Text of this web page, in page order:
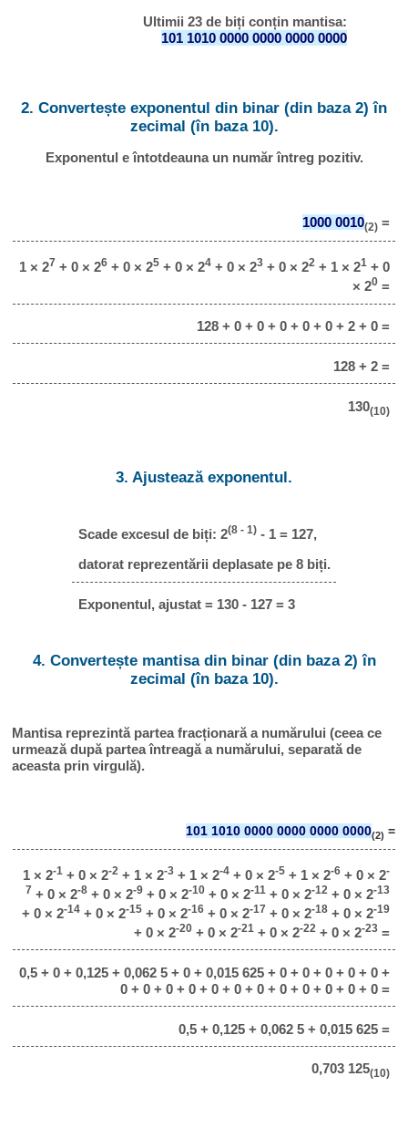
Ultimii 23 de biți conțin mantisa:
101 1010 0000 0000 0000 0000
2. Convertește exponentul din binar (din baza 2) în
zecimal (în baza 10).
Exponentul e întotdeauna un număr întreg pozitiv.
1000 0010(2)=
1 × 27 + 0 × 26+ 0 × 25+ 0 × 24+ 0 × 23+ 0 × 22+ 1 × 21+ 0
× 20=
128 + 0 + 0 + 0 + 0 + 0 + 2 + 0 =
128 + 2 =
130(10)
3. Ajustează exponentul.
Scade excesul de biți: 2(8 - 1)- 1 = 127,
datorat reprezentării deplasate pe 8 biți.
Exponentul, ajustat = 130 - 127 = 3
4. Convertește mantisa din binar (din baza 2) în
zecimal (în baza 10).
Mantisa reprezintă partea fracționară a numărului (ceea ce
urmează după partea întreagă a numărului, separată de
aceasta prin virgulă).
101 1010 0000 0000 0000 0000(2) =
1 × 2-1+ 0 × 2-2+ 1 × 2-3+ 1 × 2-4+ 0 × 2-5+ 1 × 2-6+ 0 × 2-
7 + 0 × 2-8+ 0 × 2-9+ 0 × 2-10+ 0 × 2-11+ 0 × 2-12+ 0 × 2-13
+ 0 × 2-14+ 0 × 2-15+ 0 × 2-16+ 0 × 2-17 + 0 × 2-18+ 0 × 2-19
+ 0 × 2-20+ 0 × 2-21+ 0 × 2-22+ 0 × 2-23=
0,5 + 0 + 0,125 + 0,062 5 + 0 + 0,015 625 + 0 + 0 + 0 + 0 + 0 +
0 + 0 + 0 + 0 + 0 + 0 + 0 + 0 + 0 + 0 + 0 + 0 =
0,5 + 0,125 + 0,062 5 + 0,015 625 =
0,703 125(10)